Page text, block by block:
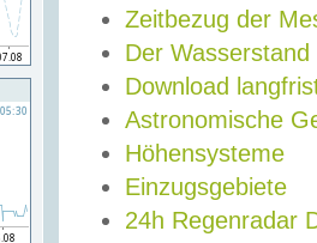
Zeitbezug der
Der Wasserstand
Download
Astronomische
Höhensysteme
Einzugsgebiete
24h Regenradar